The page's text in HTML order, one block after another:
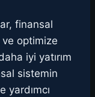
finansal
optimize
iyi yatırım
sistemin
yardımcı